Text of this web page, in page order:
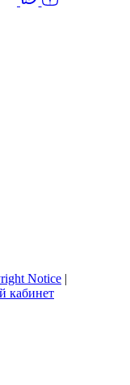
Notice |
кабинет